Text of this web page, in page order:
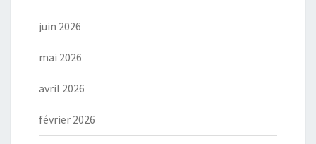
juin 2026
mai 2026
avril 2026
février 2026